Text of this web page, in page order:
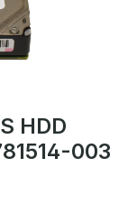
HDD
003